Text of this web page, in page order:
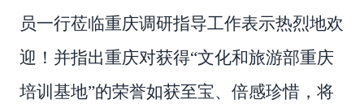
员一行莅临重庆调研指导工作表示热烈地欢
迎 ！并指出重庆对获得“文化和旅游部重庆
培训基地”的荣誉如获至宝、 倍感珍惜，将